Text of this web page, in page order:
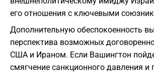
его отношения с ключевыми
Дополнительную обеспокоенность
перспектива возможных
США и Ираном. Если Вашингтон
смягчение санкционного давления и